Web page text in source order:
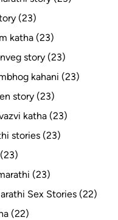
(23)
katha (23)
story (23)
kahani (23)
story (23)
katha (23)
stories (23)
(23)
Sex Stories (22)
(22)